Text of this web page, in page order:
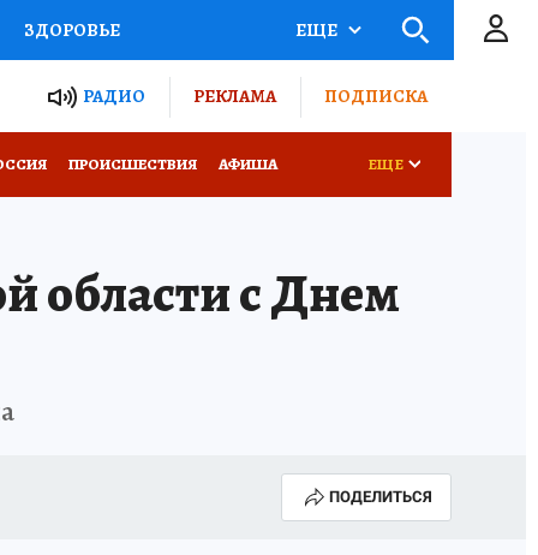
ЗДОРОВЬЕ
РОССИИ
ПОТРЕБИТЕЛЯ
ЕЩЕ
РАДИО РЕКЛАМА ПОДПИСКА
ПРОИСШЕСТВИЯ АФИША ЕЩЕ
области с Днем
ПОДЕЛИТЬСЯ